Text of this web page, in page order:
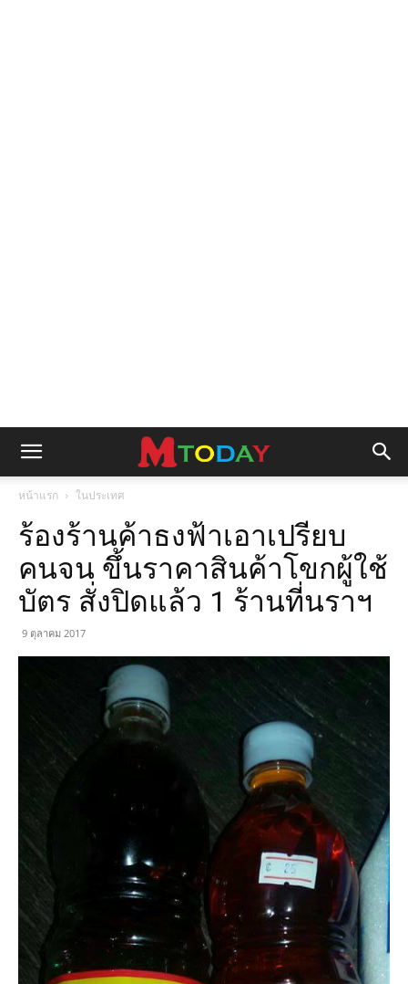
หน้าแรก ในประเทศ
ร้องร้านค้าธงฟ้าเอาเปรียบ
คนจน ขึ้นราคาสินค้าโขกผู้ใช้
บัตร สั่งปิดแล้ว 1 ร้านที่นราฯ
9 ตุลาคม 2017